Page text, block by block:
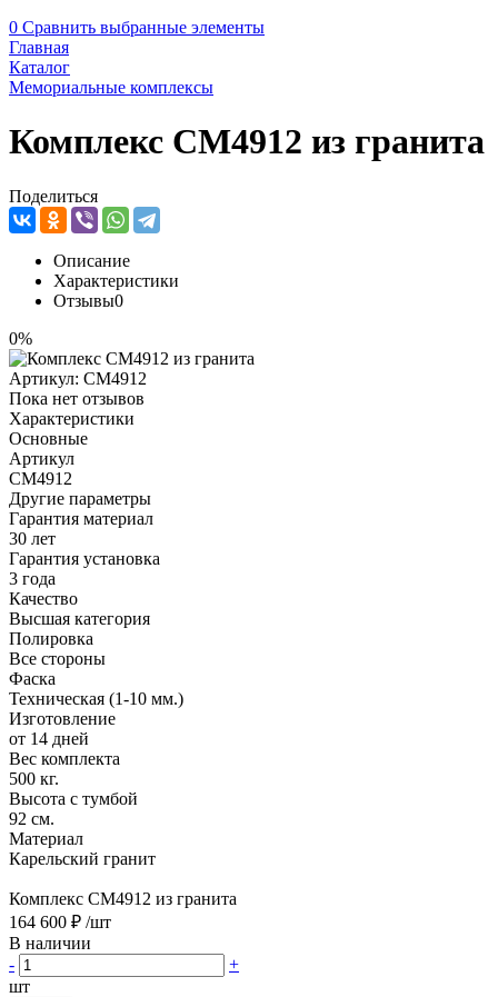
0 Сравнить выбранные элементы
Главная
Каталог
Мемориальные комплексы
Комплекс CM4912 из гранита
Поделиться
Описание
Характеристики
Отзывы0
0%
Артикул: CM4912
Пока нет отзывов
Характеристики
Основные
Артикул
CM4912
Другие параметры
Гарантия материал
30 лет
Гарантия установка
3 года
Качество
Высшая категория
Полировка
Все стороны
Фаска
Техническая (1-10 мм.)
Изготовление
от 14 дней
Вес комплекта
500 кг.
Высота с тумбой
92 см.
Материал
Карельский гранит
Комплекс CM4912 из гранита
164 600 ₽ /шт
В наличии
-
+
шт